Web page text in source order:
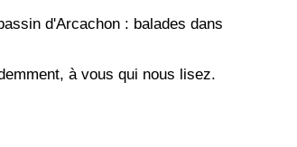
d'Arcachon : balades dans
à vous qui nous lisez.